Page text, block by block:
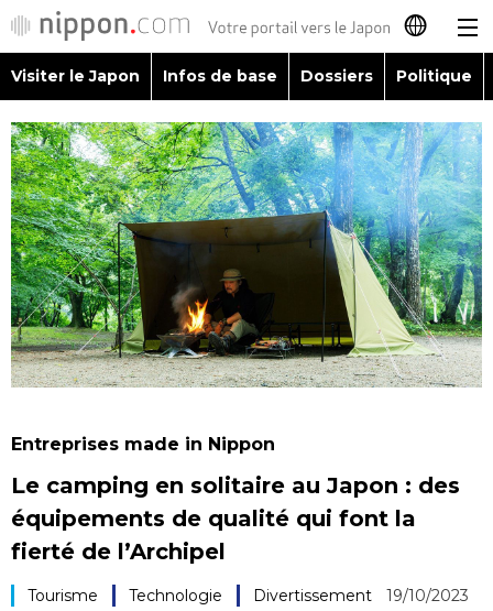
日本語
English
简体字
繁體字
Español
العربية
Visiter le Japon
Infos de base
Dossiers
Société
Culture
Visiter le Japon Infos de base Dossiers Politique
Entreprises made in Nippon
Le camping en solitaire au Japon : des
équipements de qualité qui font la
fierté de l’Archipel
Tourisme Technologie Divertissement 19/10/2023